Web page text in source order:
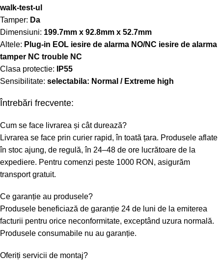
walk-test-ul
Tamper: Da
Dimensiuni: 199.7mm x 92.8mm x 52.7mm
Altele: Plug-in EOL iesire de alarma NO/NC iesire de alarma
tamper NC trouble NC
Clasa protectie:
IP55
Sensibilitate: selectabila: Normal / Extreme high
Întrebări frecvente:
Cum se face livrarea și cât durează?
Livrarea se face prin curier rapid, în toată țara. Produsele aflate
în stoc ajung, de regulă, în 24–48 de ore lucrătoare de la
expediere. Pentru comenzi peste 1000 RON, asigurăm
transport gratuit.
Ce garanție au produsele?
Produsele beneficiază de garanție 24 de luni de la emiterea
facturii pentru orice neconformitate, exceptând uzura normală.
Produsele consumabile nu au garanție.
Oferiți servicii de montaj?